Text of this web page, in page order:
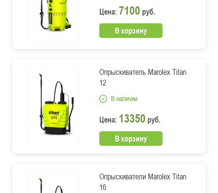
Цена: 7100 руб.
В корзину
Опрыскиватель Marolex Titan
12
В наличии
Цена: 13350 руб.
В корзину
Опрыскиватели Marolex Titan
16